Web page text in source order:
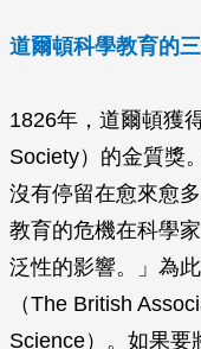
道爾頓科學教育的
1826年，道爾頓獲
Society）的金質獎
沒有停留在愈來愈
教育的危機在科學
泛性的影響。」為
（The British
Science）。如果要